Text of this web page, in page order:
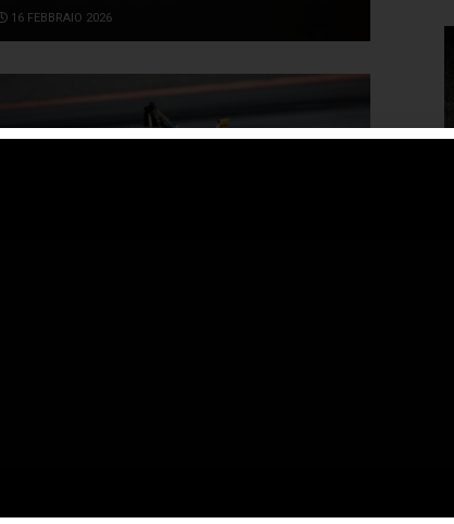
16 FEBBRAIO 2026